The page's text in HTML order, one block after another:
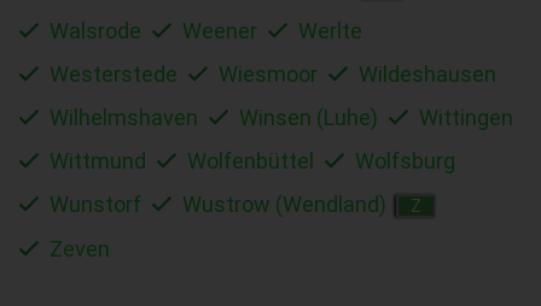
Walsrode Weener
Werlte
Westerstede
Wiesmoor
Wildeshausen
Wilhelmshaven
Winsen (Luhe)
Wittingen
Wittmund
Wolfenbüttel
Wolfsburg
Wunstorf
Wustrow (Wendland) Z
Zeven